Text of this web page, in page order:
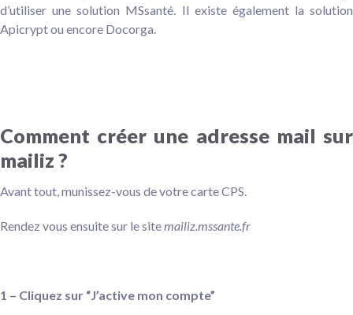
d’utiliser une solution MSsanté. Il existe également la solution
Apicrypt ou encore Docorga.
Comment créer une adresse mail sur
mailiz ?
Avant tout, munissez-vous de votre carte CPS.
Rendez vous ensuite sur le sitemailiz.mssante.fr
1 – Cliquez sur “J’active mon compte”